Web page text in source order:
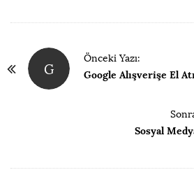
a
G
Önceki Yazı:
Google Alışverişe El
Sosyal